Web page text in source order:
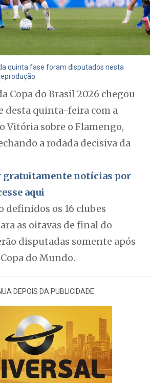
quinta fase foram disputados nesta
Copa do Brasil 2026 chegou
desta quinta-feira com a
Vitória sobre o Flamengo,
a rodada decisiva da
gratuitamente notícias por
aqui
definidos os 16 clubes
as oitavas de final do
disputadas somente após
do Mundo.
DEPOIS DA PUBLICIDADE